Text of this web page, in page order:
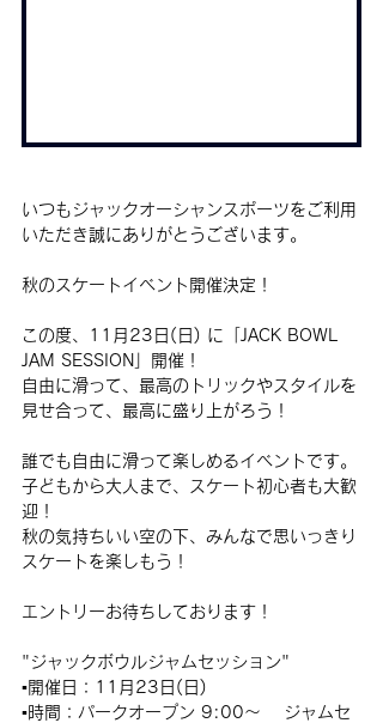
いつもジャックオーシャンスポーツをご利用
いただき誠にありがとうございます。
秋のスケートイベント開催決定！
この度、11月23日(日) に「JACK BOWL
JAM SESSION」開催！
自由に滑って、最高のトリックやスタイルを
見せ合って、最高に盛り上がろう！
誰でも自由に滑って楽しめるイベントです。
子どもから大人まで、スケート初心者も大歓
迎！
秋の気持ちいい空の下、みんなで思いっきり
スケートを楽しもう！
エントリーお待ちしております！
"ジャックボウルジャムセッション"
▪︎開催日：11月23日(日)
▪︎時間：パークオープン 9:00〜 　ジャムセ